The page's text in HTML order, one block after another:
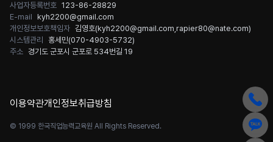
사업자등록번호 123-86-28829
E-mail kyh2200@gmail.com
개인정보보호책임자 김영호(kyh2200@gmail.com rapier80@nate.com)
시스템관리
홍세민(070-4903-5732)
주소 경기도 군포시 군포로 534번길 19
이용약관개인정보취급방침
© 1999 한국직업능력교육원 All Rights Reserved.